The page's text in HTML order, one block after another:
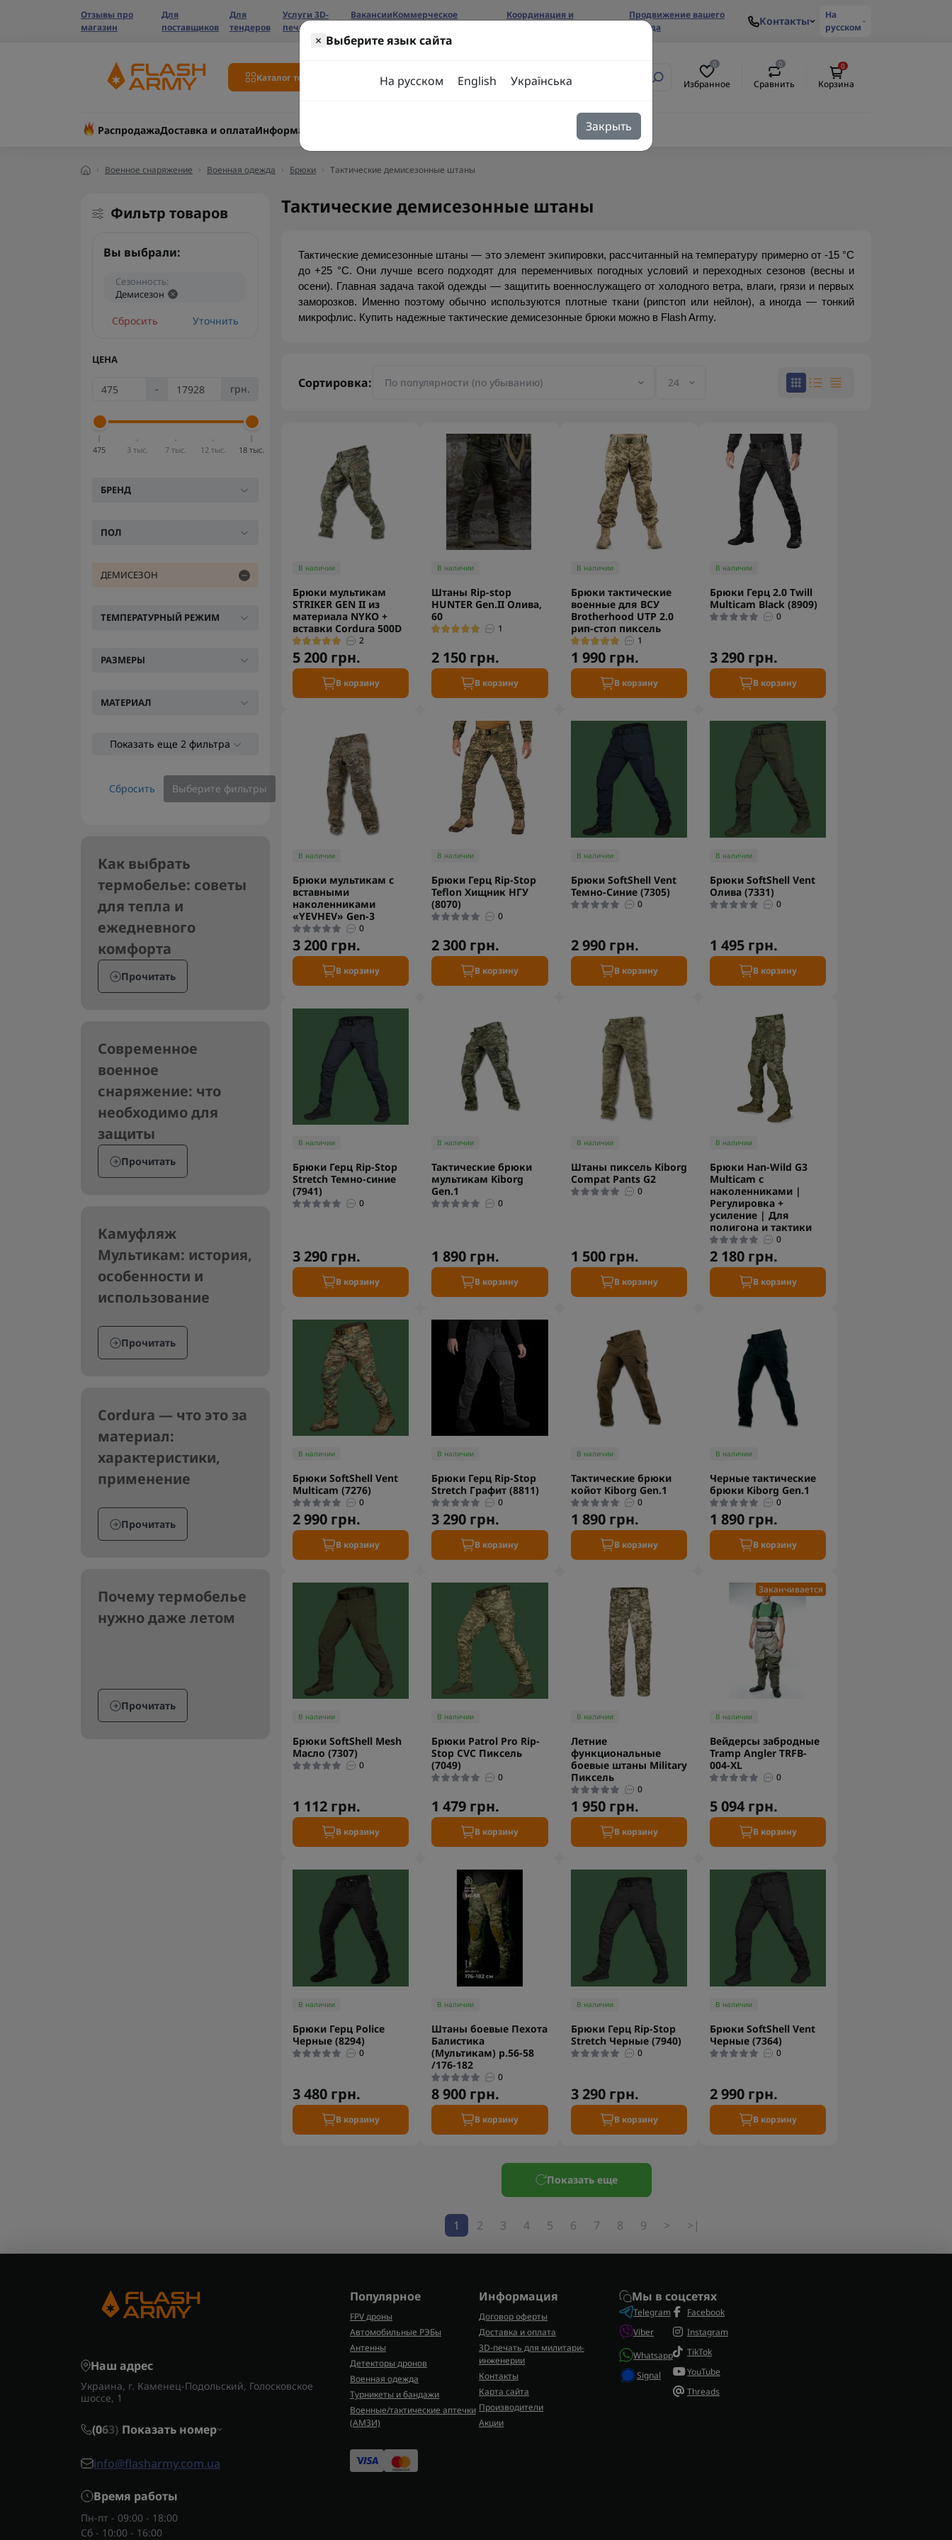
Отзывы про
магазин
Для
поставщиков
Для
тендеров
Услуги 3D-
печати
ВакансииКоммерческое
Координация и
Продвижение вашего
бренда
Контакты
На
русском
Каталог товаров
0
Избранное
0
Сравнить
0
Корзина
РаспродажаДоставка и оплатаИнформация
Военное снаряжение Военная одежда Брюки Тактические демисезонные штаны
× Выберите язык сайта
На русском English Українська
Закрыть
Фильтр товаров
Вы выбрали:
Сезонность:
Демисезон
Сбросить Уточнить
ЦЕНА
- грн.
475 3 тыс. 7 тыс. 12 тыс. 18 тыс.
БРЕНД
ПОЛ
ДЕМИСЕЗОН
ТЕМПЕРАТУРНЫЙ РЕЖИМ
РАЗМЕРЫ
МАТЕРИАЛ
Показать еще 2 фильтра
Сбросить Выберите фильтры
Как выбрать
термобелье: советы
для тепла и
ежедневного
комфорта
Прочитать
Современное
военное
снаряжение: что
необходимо для
защиты
Прочитать
Камуфляж
Мультикам: история,
особенности и
использование
Прочитать
Cordura — что это за
материал:
характеристики,
применение
Прочитать
Почему термобелье
нужно даже летом
Прочитать
Тактические демисезонные штаны
Тактические демисезонные штаны — это элемент экипировки, рассчитанный на температуру примерно от -15 °C
до +25 °C. Они лучше всего подходят для переменчивых погодных условий и переходных сезонов (весны и
осени). Главная задача такой одежды — защитить военнослужащего от холодного ветра, влаги, грязи и первых
заморозков. Именно поэтому обычно используются плотные ткани (рипстоп или нейлон), а иногда — тонкий
микрофлис. Купить надежные тактические демисезонные брюки можно в Flash Army.
Сортировка:
В наличии
Брюки мультикам
STRIKER GEN II из
материала NYKO +
вставки Cordura 500D
2
5 200 грн.
В корзину
В наличии
Штаны Rip-stop
HUNTER Gen.II Олива,
60
1
2 150 грн.
В корзину
В наличии
Брюки тактические
военные для ВСУ
Brotherhood UTP 2.0
рип-стоп пиксель
1
1 990 грн.
В корзину
В наличии
Брюки Герц 2.0 Twill
Multicam Black (8909)
0
3 290 грн.
В корзину
В наличии
Брюки мультикам с
вставными
наколенниками
«YEVHEV» Gen-3
0
3 200 грн.
В корзину
В наличии
Брюки Герц Rip-Stop
Teflon Хищник НГУ
(8070)
0
2 300 грн.
В корзину
В наличии
Брюки SoftShell Vent
Темно-Синие (7305)
0
2 990 грн.
В корзину
В наличии
Брюки SoftShell Vent
Олива (7331)
0
1 495 грн.
В корзину
В наличии
Брюки Герц Rip-Stop
Stretch Темно-синие
(7941)
0
3 290 грн.
В корзину
В наличии
Тактические брюки
мультикам Kiborg
Gen.1
0
1 890 грн.
В корзину
В наличии
Штаны пиксель Kiborg
Compat Pants G2
0
1 500 грн.
В корзину
В наличии
Брюки Han-Wild G3
Multicam с
наколенниками |
Регулировка +
усиление | Для
полигона и тактики
0
2 180 грн.
В корзину
В наличии
Брюки SoftShell Vent
Multicam (7276)
0
2 990 грн.
В корзину
В наличии
Брюки Герц Rip-Stop
Stretch Графит (8811)
0
3 290 грн.
В корзину
В наличии
Тактические брюки
койот Kiborg Gen.1
0
1 890 грн.
В корзину
В наличии
Черные тактические
брюки Kiborg Gen.1
0
1 890 грн.
В корзину
В наличии
Брюки SoftShell Mesh
Масло (7307)
0
1 112 грн.
В корзину
В наличии
Брюки Patrol Pro Rip-
Stop CVC Пиксель
(7049)
0
1 479 грн.
В корзину
В наличии
Летние
функциональные
боевые штаны Military
Пиксель
0
1 950 грн.
В корзину
Заканчивается
В наличии
Вейдерсы забродные
Tramp Angler TRFB-
004-XL
0
5 094 грн.
В корзину
В наличии
Брюки Герц Police
Черные (8294)
0
3 480 грн.
В корзину
В наличии
Штаны боевые Пехота
Балистика
(Мультикам) р.56-58
/176-182
0
8 900 грн.
В корзину
В наличии
Брюки Герц Rip-Stop
Stretch Черные (7940)
0
3 290 грн.
В корзину
В наличии
Брюки SoftShell Vent
Черные (7364)
0
2 990 грн.
В корзину
Показать еще
1 2 3 4 5 6 7 8 9 > >|
Наш адрес
Украина, г. Каменец-Подольский, Голосковское
шоссе, 1
(063) Показать номер
info@flasharmy.com.ua
Время работы
Пн-пт - 09:00 - 18:00
Сб - 10:00 - 16:00
Популярное
FPV дроны
Автомобильные РЭБы
Антенны
Детекторы дронов
Военная одежда
Турникеты и бандажи
Военные/тактические аптечки
(AMЗИ)
Информация
Договор оферты
Доставка и оплата
3D-печать для милитари-
инженерии
Контакты
Карта сайта
Производители
Акции
Мы в соцсетях
Telegram
Viber
Whatsapp
Signal
Facebook
Instagram
TikTok
YouTube
Threads